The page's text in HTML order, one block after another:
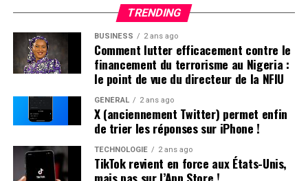
hésitantes et si cela permettra d’accélérer
significativement l’électrification de leurs flottes
professionnelles dans un avenir proche.
Enzo, également très en vogue à cette période. « Je
pense que mes parents ont opté pour un prénom parmi
les plus répandus en France plutôt qu’en hommage à
Victor Hugo », confie-t-il.
Une Enfance Entourée d’Autres « Hugo »
Dès son plus jeune âge, Hugo se retrouve entouré
d’autres enfants portant le même nom. Selon les
statistiques de l’Insee,7 694 garçons ont été
prénommés Hugo en 2000,faisant de ce prénom le
TRENDING
BUSINESS 2 ans ago
Comment lutter efficacement contre le
financement du terrorisme au Nigeria :
le point de vue du directeur de la NFIU
GÉNÉRAL 2 ans ago
X (anciennement Twitter) permet enfin
de trier les réponses sur iPhone !
TECHNOLOGIE 2 ans ago
TikTok revient en force aux États-Unis,